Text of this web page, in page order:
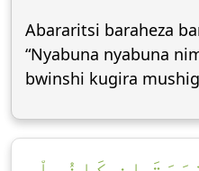
Abararitsi baraheza
“Nyabuna nyabuna
bwinshi kugira